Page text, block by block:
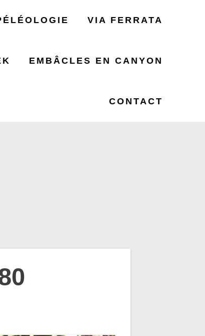
VIA FERRATA
EMBÂCLES EN CANYON
CONTACT